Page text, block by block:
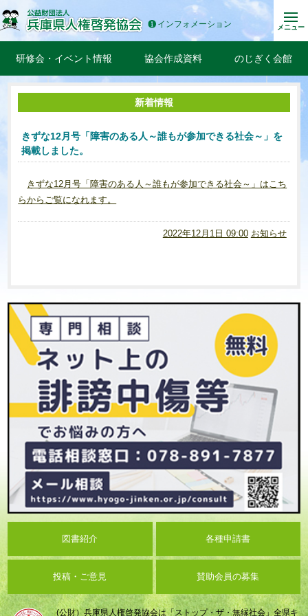
インフォメーション メニュー
研修会・イベント情報 協会作成資料 のじぎく会館
新着情報
きずな12月号「障害のある人～誰もが参加できる社会～」を
掲載しました。
きずな12月号「障害のある人～誰もが参加できる社会～」はこち
らからご覧になれます。
2022年12月1日 09:00 お知らせ
図書紹介 各種申請書
投稿・ご意見 賛助会員の募集
(公財）兵庫県人権啓発協会は「ストップ・ザ・無縁社会」全県キ